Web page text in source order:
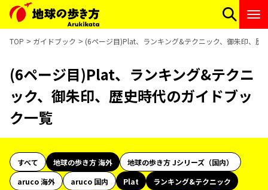
TOP ガイドブック (6ページ目)Plat、ランキング&テクニック、御朱印、歴
(6ページ目)Plat、ランキング&テクニ
ック、御朱印、歴史時代のガイドブッ
ク一覧
すべて 地球の歩き方 海外
地球の歩き方 Jシリーズ（国内）
aruco 海外
aruco 国内 Plat
ランキング&テクニック